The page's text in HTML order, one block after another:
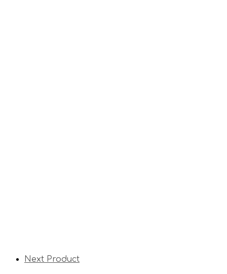
Next Product